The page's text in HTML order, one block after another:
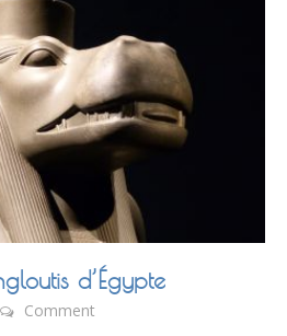
d’Égypte
Comment